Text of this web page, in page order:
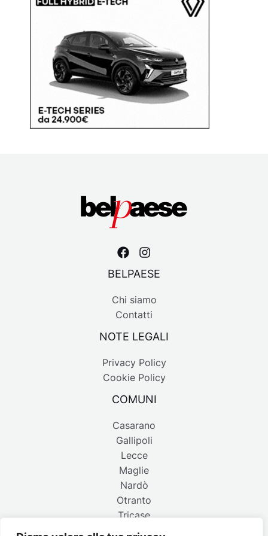
BELPAESE
Chi siamo
Contatti
NOTE LEGALI
Privacy Policy
Cookie Policy
COMUNI
Casarano
Gallipoli
Lecce
Maglie
Nardò
Otranto
Tricase